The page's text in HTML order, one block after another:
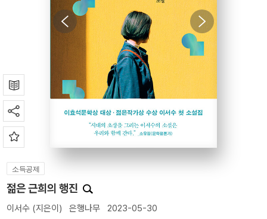
소득공제
젊은 근희의 행진
이서수 (지은이) 은행나무 2023-05-30